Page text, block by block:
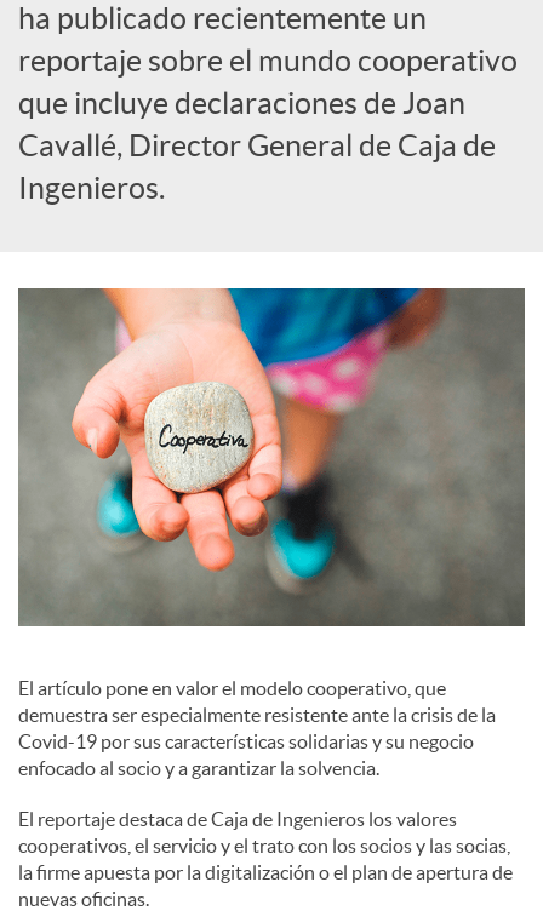
o
c
i
ha publicado recientemente un
reportaje sobre el mundo cooperativo
que incluye declaraciones de Joan
Cavallé, Director General de Caja de
Ingenieros.
El artículo pone en valor el modelo cooperativo, que
demuestra ser especialmente resistente ante la crisis de la
Covid-19 por sus características solidarias y su negocio
enfocado al socio y a garantizar la solvencia.
El reportaje destaca de Caja de Ingenieros los valores
cooperativos, el servicio y el trato con los socios y las socias,
la firme apuesta por la digitalización o el plan de apertura de
nuevas oficinas.